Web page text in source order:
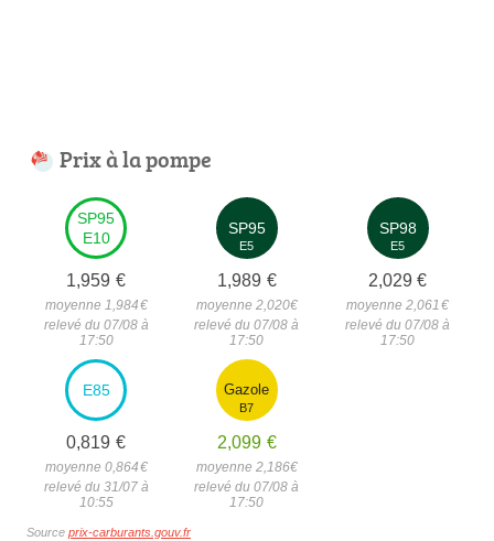
Prix à la pompe
SP95
E10
1,959 €
moyenne 1,984€
relevé du 07/08 à
17:50
SP95
E5
1,989 €
moyenne 2,020€
relevé du 07/08 à
17:50
SP98
E5
2,029 €
moyenne 2,061 €
relevé du 07/08 à
17:50
E85
0,819 €
moyenne 0,864€
relevé du 31/07 à
10:55
Gazole
B7
2,099 €
moyenne 2,186€
relevé du 07/08 à
17:50
Source prix-carburants.gouv.fr